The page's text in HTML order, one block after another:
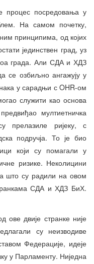
процес посредовања у
На самом почетку,
принципима, од којих
јединствен град, уз
града. Али СДА и ХДЗ
се озбиљно ангажују у
у сарадњи с OHR-ом
служити као основа
мултиетничка
прелазиле ријеку, с
подручја. То је био
који су помагали у
ризике. Неколицини
што су радили на овом
СДА и ХДЗ БиХ.
ове двије странке није
су неизводиве
Федерације, идеје
у Парламенту. Ниједна